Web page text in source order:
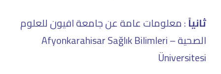
ثانياً: معلومات عامة عن جامعة افيون للعلوم
الصحية – Afyonkarahisar Sağlık Bilimleri
Üniversitesi